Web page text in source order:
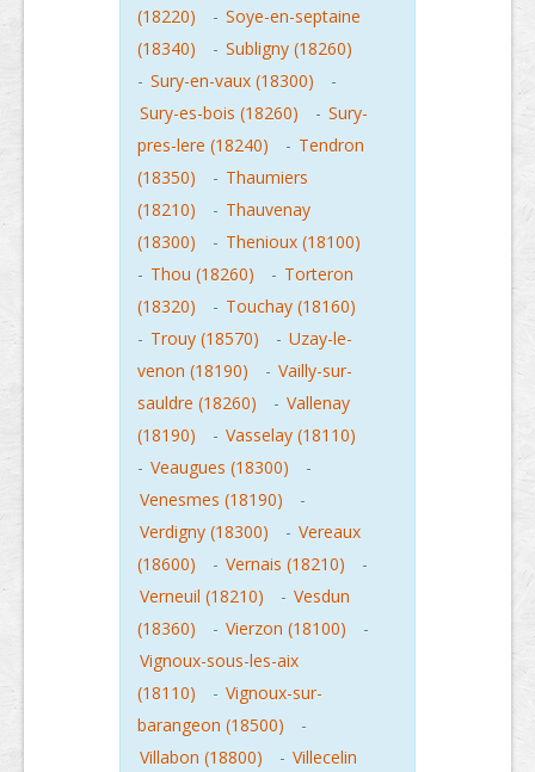
(18220)
- Soye-en-septaine
(18340)
- Subligny (18260)
- Sury-en-vaux (18300)
-
Sury-es-bois (18260)
- Sury-
pres-lere (18240)
- Tendron
(18350)
- Thaumiers
(18210)
- Thauvenay
(18300)
- Thenioux (18100)
- Thou (18260) - Torteron
(18320)
- Touchay (18160)
- Trouy (18570) - Uzay-le-
venon (18190)
- Vailly-sur-
sauldre (18260)
- Vallenay
(18190)
- Vasselay (18110)
- Veaugues (18300)
-
Venesmes (18190)
-
Verdigny (18300)
- Vereaux
(18600)
- Vernais (18210)
-
Verneuil (18210)
- Vesdun
(18360)
- Vierzon (18100)
-
Vignoux-sous-les-aix
(18110)
- Vignoux-sur-
barangeon (18500)
-
Villabon (18800)
- Villecelin